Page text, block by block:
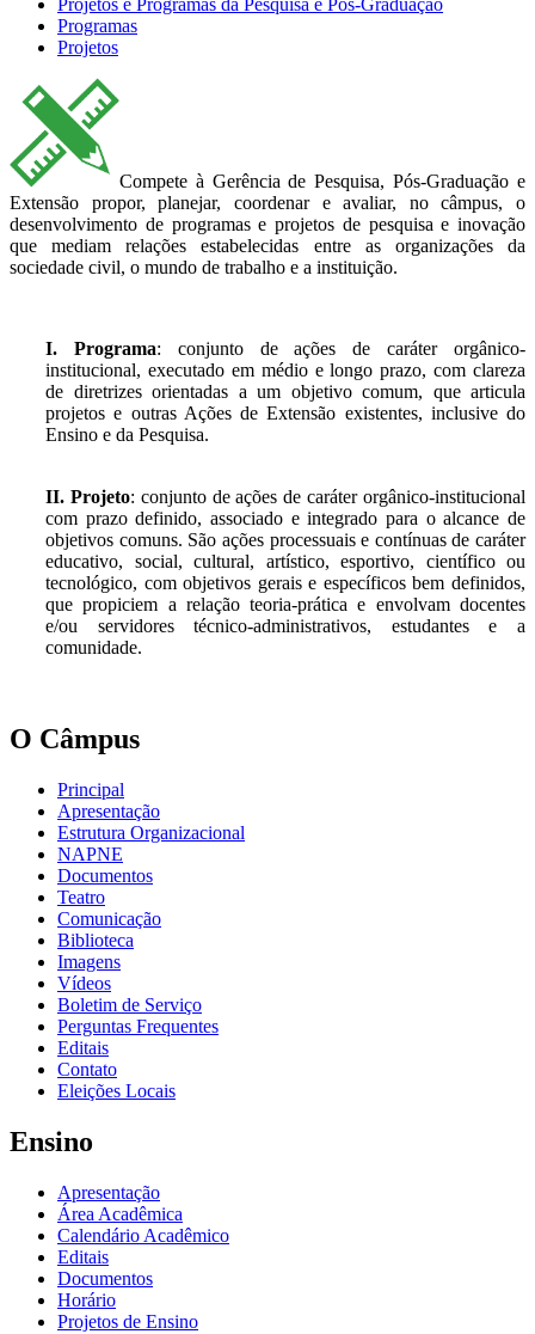
Projetos e Programas da Pesquisa e Pós-Graduação
Programas
Projetos
Compete à Gerência de Pesquisa, Pós-Graduação e
Extensão propor, planejar, coordenar e avaliar, no câmpus, o
desenvolvimento de programas e projetos de pesquisa e inovação
que mediam relações estabelecidas entre as organizações da
sociedade civil, o mundo de trabalho e a instituição.
I. Programa: conjunto de ações de caráter orgânico-
institucional, executado em médio e longo prazo, com clareza
de diretrizes orientadas a um objetivo comum, que articula
projetos e outras Ações de Extensão existentes, inclusive do
Ensino e da Pesquisa.
II. Projeto: conjunto de ações de caráter orgânico-institucional
com prazo definido, associado e integrado para o alcance de
objetivos comuns. São ações processuais e contínuas de caráter
educativo, social, cultural, artístico, esportivo, científico ou
tecnológico, com objetivos gerais e específicos bem definidos,
que propiciem a relação teoria-prática e envolvam docentes
e/ou servidores técnico-administrativos, estudantes e a
comunidade.
O Câmpus
Principal
Apresentação
Estrutura Organizacional
NAPNE
Documentos
Teatro
Comunicação
Biblioteca
Imagens
Vídeos
Boletim de Serviço
Perguntas Frequentes
Editais
Contato
Eleições Locais
Ensino
Apresentação
Área Acadêmica
Calendário Acadêmico
Editais
Documentos
Horário
Projetos de Ensino